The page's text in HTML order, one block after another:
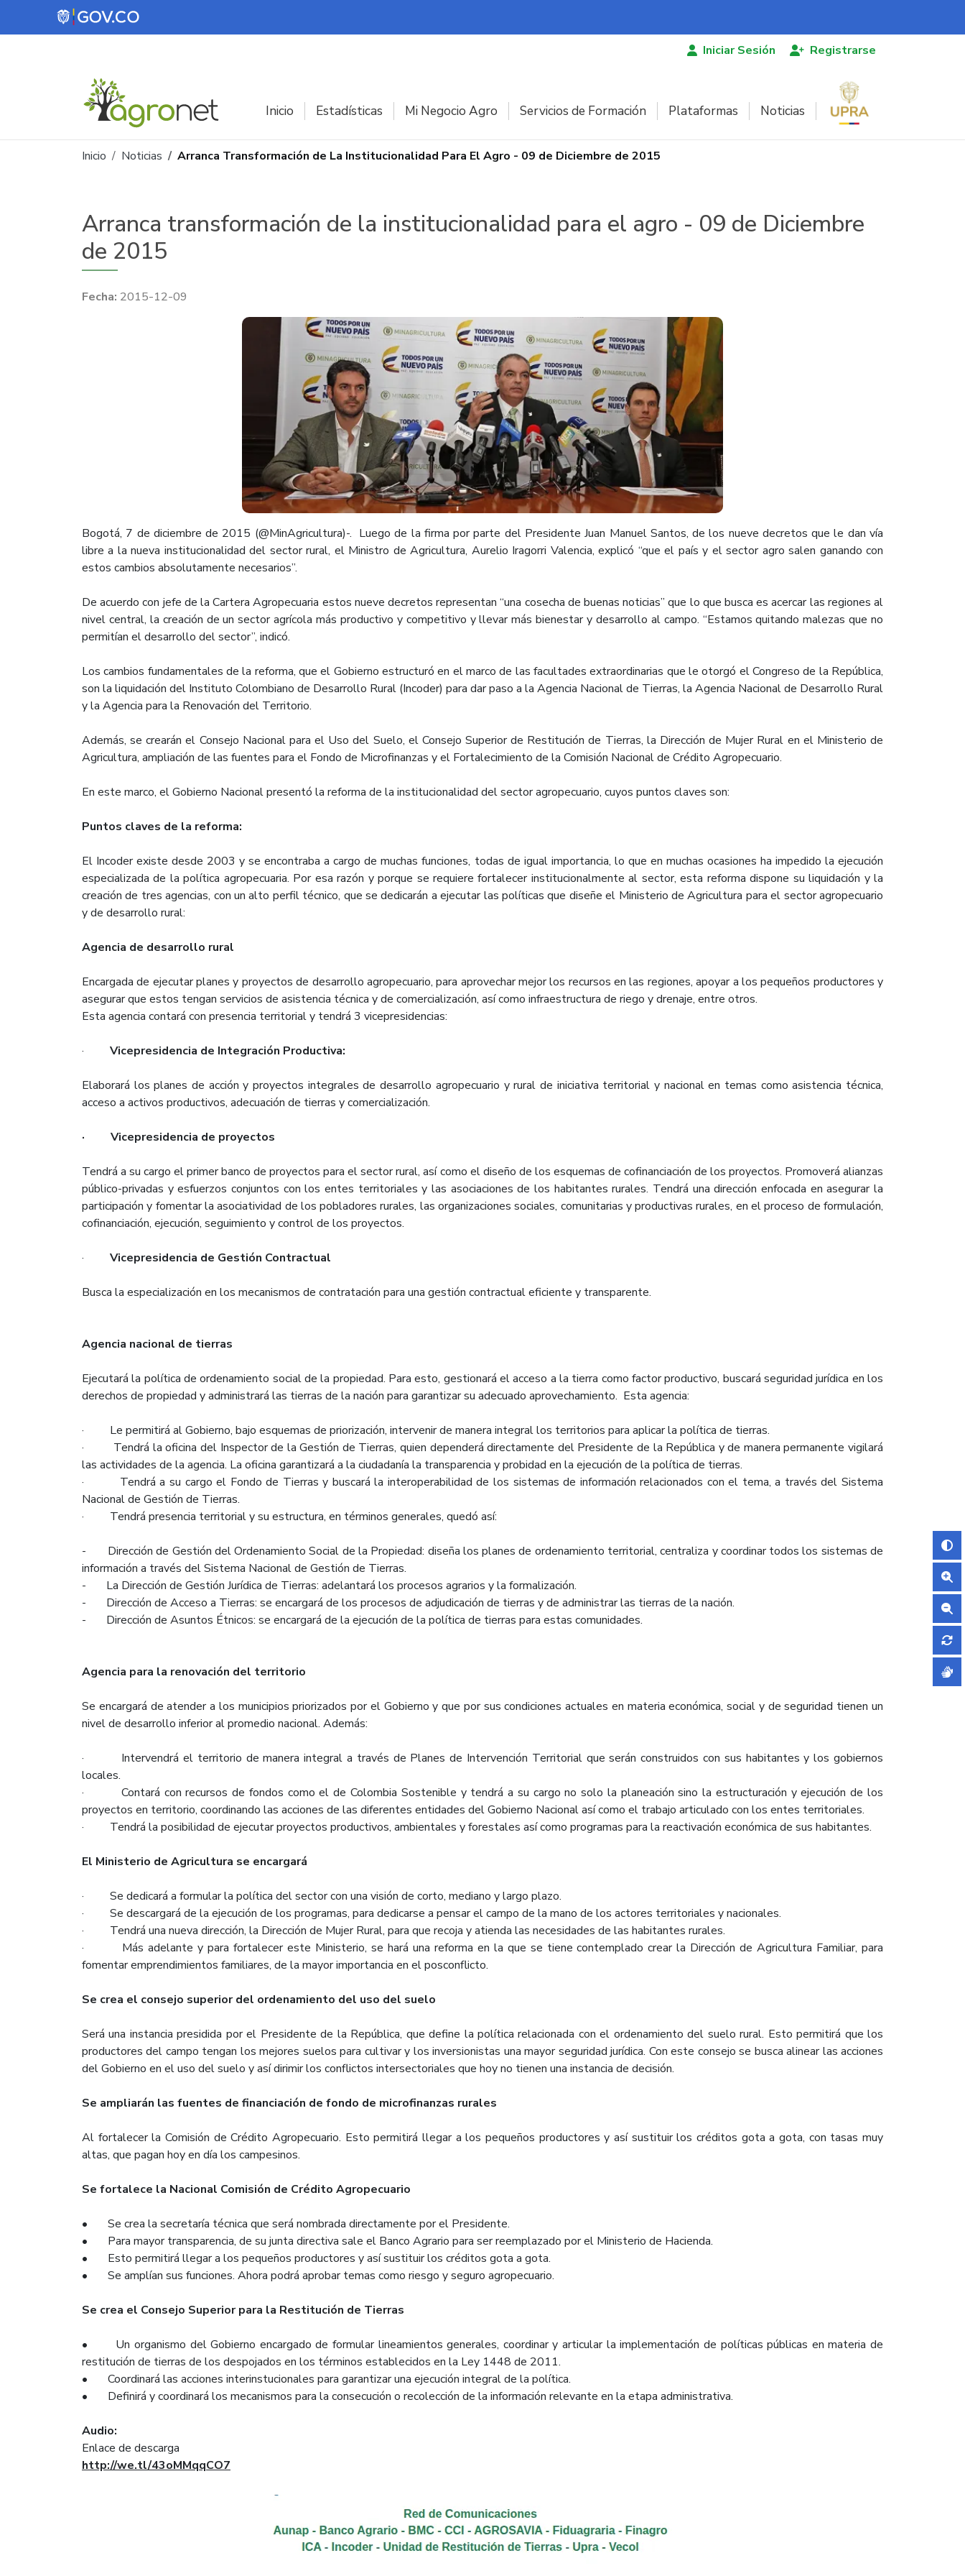
Pasar al contenido principal
Iniciar Sesión Registrarse
Inicio Estadísticas Mi Negocio Agro Servicios de Formación Plataformas Noticias
Ruta de navegación
Inicio Noticias Arranca Transformación de La Institucionalidad Para El Agro - 09 de Diciembre de 2015
Arranca transformación de la institucionalidad para el agro - 09 de Diciembre
de 2015
2015-12-09
​Bogotá, 7 de diciembre de 2015 (@MinAgricultura)-. Luego de la firma por parte del Presidente Juan Manuel Santos, de los nueve decretos que le dan vía
libre a la nueva institucionalidad del sector rural, el Ministro de Agricultura, Aurelio Iragorri Valencia, explicó “que el país y el sector agro salen ganando con
estos cambios absolutamente necesarios”.
De acuerdo con jefe de la Cartera Agropecuaria estos nueve decretos representan “una cosecha de buenas noticias” que lo que busca es acercar las regiones al
nivel central, la creación de un sector agrícola más productivo y competitivo y llevar más bienestar y desarrollo al campo. “Estamos quitando malezas que no
permitían el desarrollo del sector”, indicó.
Los cambios fundamentales de la reforma, que el Gobierno estructuró en el marco de las facultades extraordinarias que le otorgó el Congreso de la República,
son la liquidación del Instituto Colombiano de Desarrollo Rural (Incoder) para dar paso a la Agencia Nacional de Tierras, la Agencia Nacional de Desarrollo Rural
y la Agencia para la Renovación del Territorio.
Además, se crearán el Consejo Nacional para el Uso del Suelo, el Consejo Superior de Restitución de Tierras, la Dirección de Mujer Rural en el Ministerio de
Agricultura, ampliación de las fuentes para el Fondo de Microfinanzas y el Fortalecimiento de la Comisión Nacional de Crédito Agropecuario.
En este marco, el Gobierno Nacional presentó la reforma de la institucionalidad del sector agropecuario, cuyos puntos claves son:
Puntos claves de la reforma:
El Incoder existe desde 2003 y se encontraba a cargo de muchas funciones, todas de igual importancia, lo que en muchas ocasiones ha impedido la ejecución
especializada de la política agropecuaria. Por esa razón y porque se requiere fortalecer institucionalmente al sector, esta reforma dispone su liquidación y la
creación de tres agencias, con un alto perfil técnico, que se dedicarán a ejecutar las políticas que diseñe el Ministerio de Agricultura para el sector agropecuario
y de desarrollo rural:
Agencia de desarrollo rural
Encargada de ejecutar planes y proyectos de desarrollo agropecuario, para aprovechar mejor los recursos en las regiones, apoyar a los pequeños productores y
asegurar que estos tengan servicios de asistencia técnica y de comercialización, así como infraestructura de riego y drenaje, entre otros.
Esta agencia contará con presencia territorial y tendrá 3 vicepresidencias:
· Vicepresidencia de Integración Productiva:
Elaborará los planes de acción y proyectos integrales de desarrollo agropecuario y rural de iniciativa territorial y nacional en temas como asistencia técnica,
acceso a activos productivos, adecuación de tierras y comercialización.
· Vicepresidencia de proyectos
Tendrá a su cargo el primer banco de proyectos para el sector rural, así como el diseño de los esquemas de cofinanciación de los proyectos. Promoverá alianzas
público-privadas y esfuerzos conjuntos con los entes territoriales y las asociaciones de los habitantes rurales. Tendrá una dirección enfocada en asegurar la
participación y fomentar la asociatividad de los pobladores rurales, las organizaciones sociales, comunitarias y productivas rurales, en el proceso de formulación,
cofinanciación, ejecución, seguimiento y control de los proyectos.
· Vicepresidencia de Gestión Contractual
Busca la especialización en los mecanismos de contratación para una gestión contractual eficiente y transparente.
Agencia nacional de tierras
Ejecutará la política de ordenamiento social de la propiedad. Para esto, gestionará el acceso a la tierra como factor productivo, buscará seguridad jurídica en los
derechos de propiedad y administrará las tierras de la nación para garantizar su adecuado aprovechamiento. Esta agencia:
· Le permitirá al Gobierno, bajo esquemas de priorización, intervenir de manera integral los territorios para aplicar la política de tierras.
· Tendrá la oficina del Inspector de la Gestión de Tierras, quien dependerá directamente del Presidente de la República y de manera permanente vigilará
las actividades de la agencia. La oficina garantizará a la ciudadanía la transparencia y probidad en la ejecución de la política de tierras.
· Tendrá a su cargo el Fondo de Tierras y buscará la interoperabilidad de los sistemas de información relacionados con el tema, a través del Sistema
Nacional de Gestión de Tierras.
· Tendrá presencia territorial y su estructura, en términos generales, quedó así:
- Dirección de Gestión del Ordenamiento Social de la Propiedad: diseña los planes de ordenamiento territorial, centraliza y coordinar todos los sistemas de
información a través del Sistema Nacional de Gestión de Tierras.
- La Dirección de Gestión Jurídica de Tierras: adelantará los procesos agrarios y la formalización.
- Dirección de Acceso a Tierras: se encargará de los procesos de adjudicación de tierras y de administrar las tierras de la nación.
- Dirección de Asuntos Étnicos: se encargará de la ejecución de la política de tierras para estas comunidades.
Agencia para la renovación del territorio
Se encargará de atender a los municipios priorizados por el Gobierno y que por sus condiciones actuales en materia económica, social y de seguridad tienen un
nivel de desarrollo inferior al promedio nacional. Además:
· Intervendrá el territorio de manera integral a través de Planes de Intervención Territorial que serán construidos con sus habitantes y los gobiernos
locales.
· Contará con recursos de fondos como el de Colombia Sostenible y tendrá a su cargo no solo la planeación sino la estructuración y ejecución de los
proyectos en territorio, coordinando las acciones de las diferentes entidades del Gobierno Nacional así como el trabajo articulado con los entes territoriales.
· Tendrá la posibilidad de ejecutar proyectos productivos, ambientales y forestales así como programas para la reactivación económica de sus habitantes.
El Ministerio de Agricultura se encargará
· Se dedicará a formular la política del sector con una visión de corto, mediano y largo plazo.
· Se descargará de la ejecución de los programas, para dedicarse a pensar el campo de la mano de los actores territoriales y nacionales.
· Tendrá una nueva dirección, la Dirección de Mujer Rural, para que recoja y atienda las necesidades de las habitantes rurales.
· Más adelante y para fortalecer este Ministerio, se hará una reforma en la que se tiene contemplado crear la Dirección de Agricultura Familiar, para
fomentar emprendimientos familiares, de la mayor importancia en el posconflicto.
Se crea el consejo superior del ordenamiento del uso del suelo
Será una instancia presidida por el Presidente de la República, que define la política relacionada con el ordenamiento del suelo rural. Esto permitirá que los
productores del campo tengan los mejores suelos para cultivar y los inversionistas una mayor seguridad jurídica. Con este consejo se busca alinear las acciones
del Gobierno en el uso del suelo y así dirimir los conflictos intersectoriales que hoy no tienen una instancia de decisión.
Se ampliarán las fuentes de financiación de fondo de microfinanzas rurales
Al fortalecer la Comisión de Crédito Agropecuario. Esto permitirá llegar a los pequeños productores y así sustituir los créditos gota a gota, con tasas muy
altas, que pagan hoy en día los campesinos.
Se fortalece la Nacional Comisión de Crédito Agropecuario
• Se crea la secretaría técnica que será nombrada directamente por el Presidente.
• Para mayor transparencia, de su junta directiva sale el Banco Agrario para ser reemplazado por el Ministerio de Hacienda.
• Esto permitirá llegar a los pequeños productores y así sustituir los créditos gota a gota.
• Se amplían sus funciones. Ahora podrá aprobar temas como riesgo y seguro agropecuario.
Se crea el Consejo Superior para la Restitución de Tierras
• Un organismo del Gobierno encargado de formular lineamientos generales, coordinar y articular la implementación de políticas públicas en materia de
restitución de tierras de los despojados en los términos establecidos en la Ley 1448 de 2011.
• Coordinará las acciones interinstucionales para garantizar una ejecución integral de la política.
• Definirá y coordinará los mecanismos para la consecución o recolección de la información relevante en la etapa administrativa.
Audio:
Enlace de descarga
http://we.tl/43oMMqqCO7